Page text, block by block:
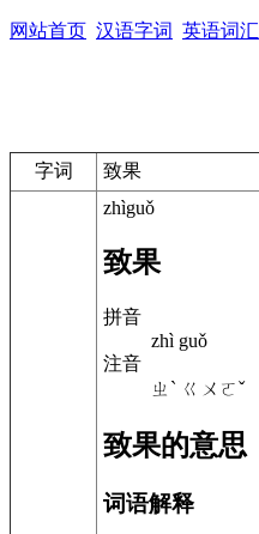
网站首页 汉语字词 英语词汇
字词 致果
zhìguǒ
致果
拼音
zhì guǒ
注音
ㄓˋ ㄍㄨㄛˇ
致果的意思
词语解释